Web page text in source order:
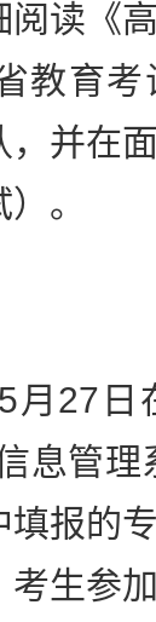
读《
教育
并在
。
27日
息管理
报的
生参